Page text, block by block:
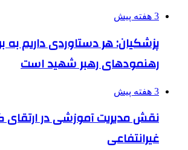
3 هفته پیش
پزشکیان: هر دستاوردی داریم به
رهنمودهای رهبر شهید است
3 هفته پیش
نقش مدیریت آموزشی در
غیرانتفاعی